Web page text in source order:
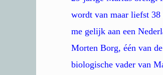
wordt van maar liefst
me gelijk aan een
Morten Borg, één van
biologische vader van